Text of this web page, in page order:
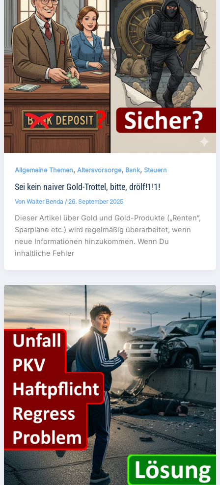
Allgemeine Themen, Altersvorsorge, Bank, Steuern
Sei kein naiver Gold-Trottel, bitte, drölf!1!1!
Von Walter Benda / 26. September 2025
Dieser Artikel über Gold und Gold-Produkte („Renten“,
Sparpläne etc.) wird regelmäßig überarbeitet, wenn
neue Informationen hinzukommen. Wenn Du
inhaltliche Fehler